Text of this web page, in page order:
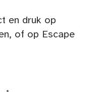
en druk op
of op Escape